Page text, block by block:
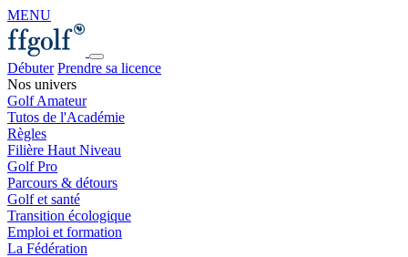
MENU
Débuter Prendre sa licence
Nos univers
Golf Amateur
Tutos de l'Académie
Règles
Filière Haut Niveau
Golf Pro
Parcours & détours
Golf et santé
Transition écologique
Emploi et formation
La Fédération